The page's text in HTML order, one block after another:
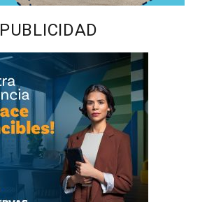
PUBLICIDAD